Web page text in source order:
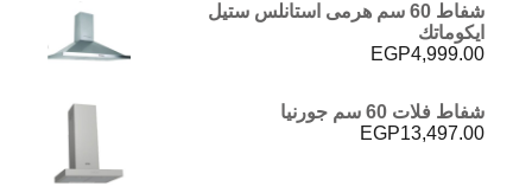
شفاط 60 سم هرمى استانلس ستيل
ايكوماتك
EGP4,999.00
شفاط فلات 60 سم جورنيا
EGP13,497.00